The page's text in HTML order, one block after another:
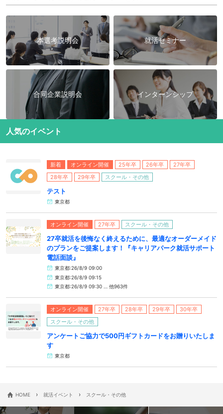
本選考説明会 就活セミナー
合同企業説明会 インターンシップ
人気のイベント
新着 オンライン開催 25年卒 26年卒
27年卒
28年卒
29年卒 スクール・その他
テスト
東京都
オンライン開催 27年卒 スクール・その他
27卒就活を後悔なく終えるために、最適なオーダーメイド
のプランをご提案します！『キャリアパーク就活サポート
電話面談』
東京都:26/8/9 09:00
東京都:26/8/9 09:15
東京都:26/8/9 09:30 … 他963件
オンライン開催 27年卒 28年卒 29年卒
30年卒
スクール・その他
アンケートご協力で500円ギフトカードをお贈りいたしま
す
東京都
HOME › 就活イベント › スクール・その他